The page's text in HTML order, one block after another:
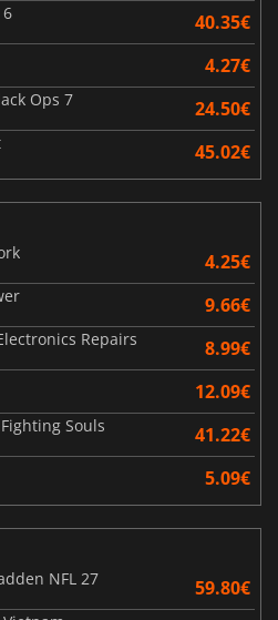
40.35€
4.27€
Ops 7 24.50€
45.02€
4.25€
9.66€
Repairs 8.99€
12.09€
Souls 41.22€
5.09€
NFL 27
59.80€